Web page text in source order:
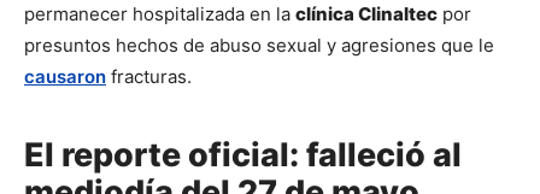
permanecer hospitalizada en la clínica Clinaltec por
causaron fracturas.
El reporte oficial: falleció al